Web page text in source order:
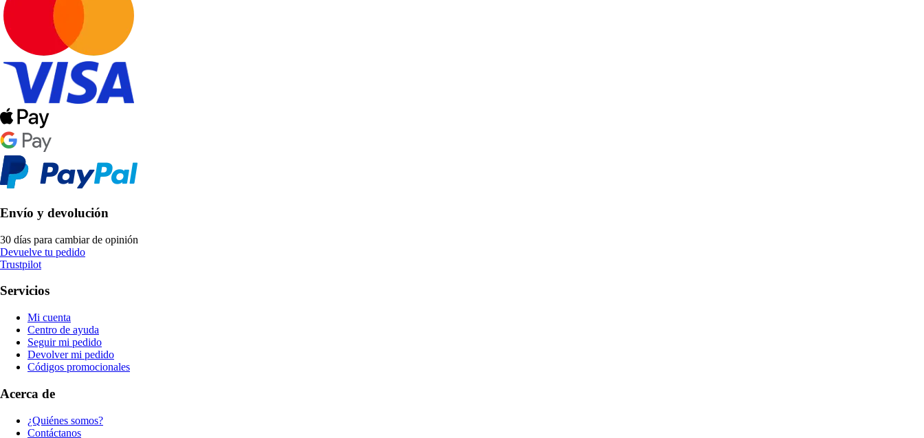
Envío y devolución
30 días para cambiar de opinión
Devuelve tu pedido
Trustpilot
Servicios
Mi cuenta
Centro de ayuda
Seguir mi pedido
Devolver mi pedido
Códigos promocionales
Acerca de
¿Quiénes somos?
Contáctanos